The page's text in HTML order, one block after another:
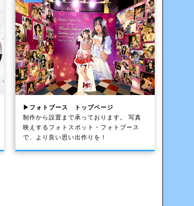
▶フォトブース トップページ
制作から設置まで承っております。 写真
映えするフォトスポット・フォトブース
で、より良い思い出作りを！